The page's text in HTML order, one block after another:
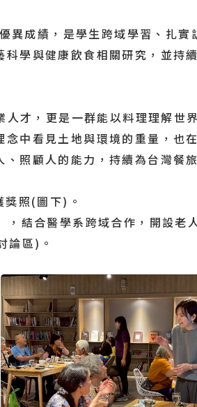
成績，是學生跨域學習、扎實
學與健康飲食相關研究，並持
才，更是一群能以料理理解世
中看見土地與環境的重量，也
照顧人的能力，持續為台灣餐
照(圖下)。
結合醫學系跨域合作，開設老
論區)。